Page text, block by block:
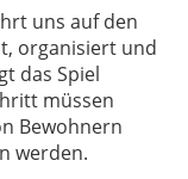
uns auf den
organisiert und
das Spiel
müssen
Bewohnern
werden.